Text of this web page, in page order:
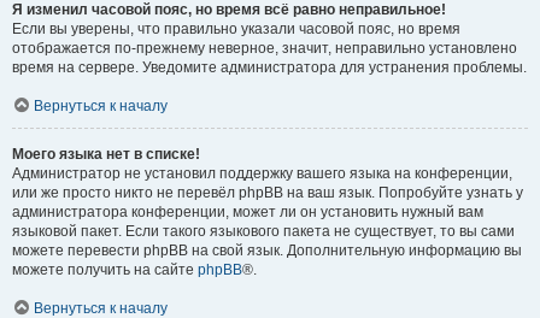
Я изменил часовой пояс, но время всё равно неправильное!
Если вы уверены, что правильно указали часовой пояс, но время
отображается по-прежнему неверное, значит, неправильно установлено
время на сервере. Уведомите администратора для устранения проблемы.
Вернуться к началу
Моего языка нет в списке!
Администратор не установил поддержку вашего языка на конференции,
или же просто никто не перевёл phpBB на ваш язык. Попробуйте узнать у
администратора конференции, может ли он установить нужный вам
языковой пакет. Если такого языкового пакета не существует, то вы сами
можете перевести phpBB на свой язык. Дополнительную информацию вы
можете получить на сайте phpBB®.
Вернуться к началу